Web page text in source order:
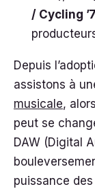
/ Cycling
Depuis
assistons à
musicale,
peut se
DAW (Digital
puissance